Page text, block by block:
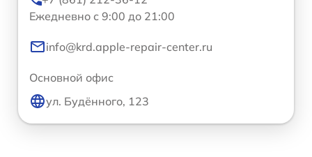
Ежедневно с 9:00 до 21:00
info@krd.apple-repair-center.ru
Основной офис
ул. Будённого, 123